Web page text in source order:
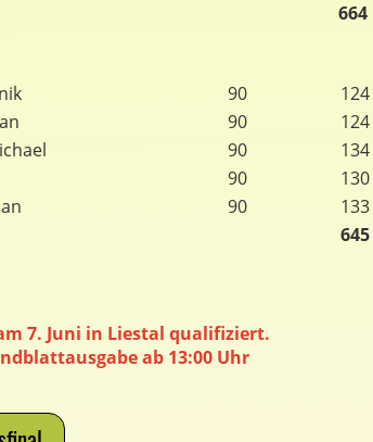
664
90 124
90 124
90 134
90 130
90 133
645
7. Juni in Liestal qualifiziert.
ab 13:00 Uhr